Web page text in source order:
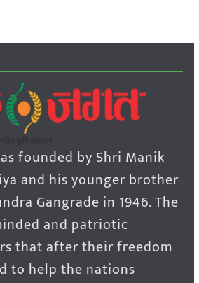
founded by Shri Manik
and his younger brother
Gangrade in 1946. The
and patriotic
that after their freedom
to help the nations